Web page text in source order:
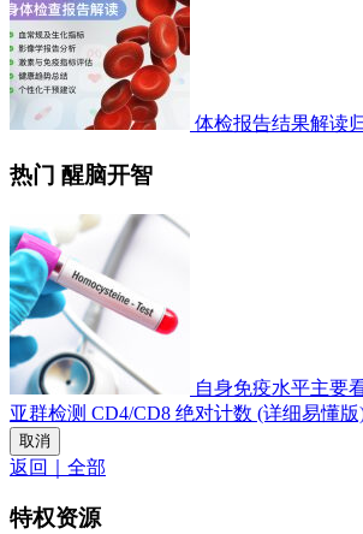
体检报告结果解读
热门 醒脑开智
自身免疫水平主要
亚群检测 CD4/CD8 绝对计数 (详细易懂版
取消
返回｜全部
特权资源